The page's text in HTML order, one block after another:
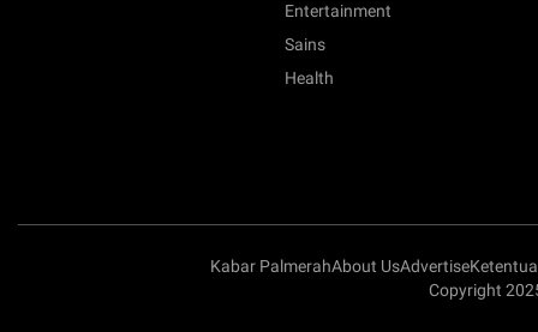
Entertainment
Sains
Health
Kabar PalmerahAbout UsAdvertise
Copyright